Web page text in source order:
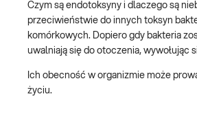
Czym są endotoksyny i dlaczego są
przeciwieństwie do innych toksyn
komórkowych. Dopiero gdy bakteria
uwalniają się do otoczenia, wywołując
Ich obecność w organizmie może
życiu.